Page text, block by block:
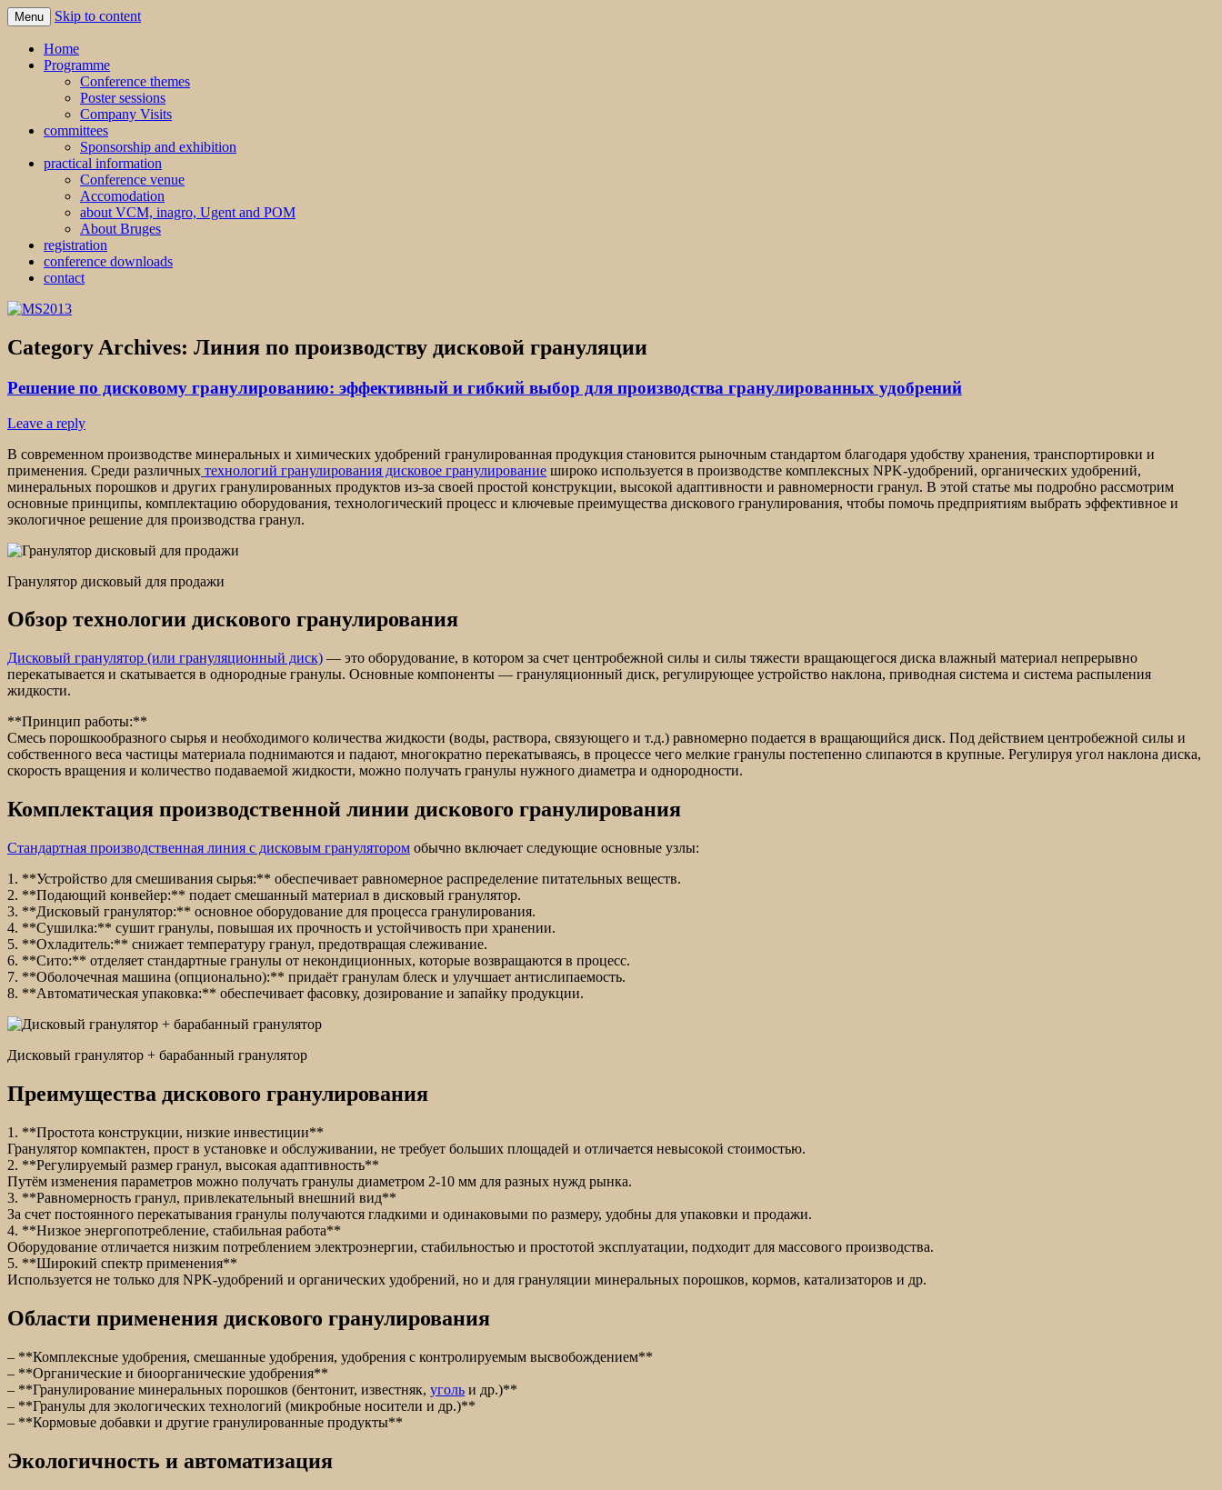
MS2013
Menu Skip to content
Home
Programme
Conference themes
Poster sessions
Company Visits
committees
Sponsorship and exhibition
practical information
Conference venue
Accomodation
about VCM, inagro, Ugent and POM
About Bruges
registration
conference downloads
contact
Category Archives: Линия по производству дисковой грануляции
Решение по дисковому гранулированию: эффективный и гибкий выбор для производства гранулированных удобрений
Leave a reply
В современном производстве минеральных и химических удобрений гранулированная продукция становится рыночным стандартом благодаря удобству хранения, транспортировки и
применения. Среди различных технологий гранулирования дисковое гранулирование широко используется в производстве комплексных NPK-удобрений, органических удобрений,
минеральных порошков и других гранулированных продуктов из-за своей простой конструкции, высокой адаптивности и равномерности гранул. В этой статье мы подробно рассмотрим
основные принципы, комплектацию оборудования, технологический процесс и ключевые преимущества дискового гранулирования, чтобы помочь предприятиям выбрать эффективное и
экологичное решение для производства гранул.
Гранулятор дисковый для продажи
Обзор технологии дискового гранулирования
Дисковый гранулятор (или грануляционный диск) — это оборудование, в котором за счет центробежной силы и силы тяжести вращающегося диска влажный материал непрерывно
перекатывается и скатывается в однородные гранулы. Основные компоненты — грануляционный диск, регулирующее устройство наклона, приводная система и система распыления
жидкости.
**Принцип работы:**
Смесь порошкообразного сырья и необходимого количества жидкости (воды, раствора, связующего и т.д.) равномерно подается в вращающийся диск. Под действием центробежной силы и
собственного веса частицы материала поднимаются и падают, многократно перекатываясь, в процессе чего мелкие гранулы постепенно слипаются в крупные. Регулируя угол наклона диска,
скорость вращения и количество подаваемой жидкости, можно получать гранулы нужного диаметра и однородности.
Комплектация производственной линии дискового гранулирования
Стандартная производственная линия с дисковым гранулятором обычно включает следующие основные узлы:
1. **Устройство для смешивания сырья:** обеспечивает равномерное распределение питательных веществ.
2. **Подающий конвейер:** подает смешанный материал в дисковый гранулятор.
3. **Дисковый гранулятор:** основное оборудование для процесса гранулирования.
4. **Сушилка:** сушит гранулы, повышая их прочность и устойчивость при хранении.
5. **Охладитель:** снижает температуру гранул, предотвращая слеживание.
6. **Сито:** отделяет стандартные гранулы от некондиционных, которые возвращаются в процесс.
7. **Оболочечная машина (опционально):** придаёт гранулам блеск и улучшает антислипаемость.
8. **Автоматическая упаковка:** обеспечивает фасовку, дозирование и запайку продукции.
Дисковый гранулятор + барабанный гранулятор
Преимущества дискового гранулирования
1. **Простота конструкции, низкие инвестиции**
Гранулятор компактен, прост в установке и обслуживании, не требует больших площадей и отличается невысокой стоимостью.
2. **Регулируемый размер гранул, высокая адаптивность**
Путём изменения параметров можно получать гранулы диаметром 2-10 мм для разных нужд рынка.
3. **Равномерность гранул, привлекательный внешний вид**
За счет постоянного перекатывания гранулы получаются гладкими и одинаковыми по размеру, удобны для упаковки и продажи.
4. **Низкое энергопотребление, стабильная работа**
Оборудование отличается низким потреблением электроэнергии, стабильностью и простотой эксплуатации, подходит для массового производства.
5. **Широкий спектр применения**
Используется не только для NPK-удобрений и органических удобрений, но и для грануляции минеральных порошков, кормов, катализаторов и др.
Области применения дискового гранулирования
– **Комплексные удобрения, смешанные удобрения, удобрения с контролируемым высвобождением**
– **Органические и биоорганические удобрения**
– **Гранулирование минеральных порошков (бентонит, известняк, уголь и др.)**
– **Гранулы для экологических технологий (микробные носители и др.)**
– **Кормовые добавки и другие гранулированные продукты**
Экологичность и автоматизация